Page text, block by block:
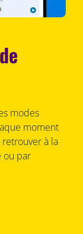
modes
moment
à la
ou par